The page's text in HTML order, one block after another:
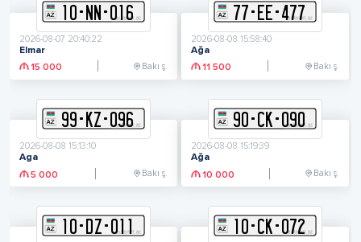
10-NN -016
2026-08-07 20:40:22
Elmar
15 000
Bakı ş.
77- EE-477
2026-08-08 15:58:40
Ağa
11 500
Bakı ş.
99- KZ-096
2026-08-08 15:13:10
Aga
5 000
Bakı ş.
90-CK-090
2026-08-08 15:19:39
Ağa
10 000
Bakı ş.
10- DZ-011 10-CK-072